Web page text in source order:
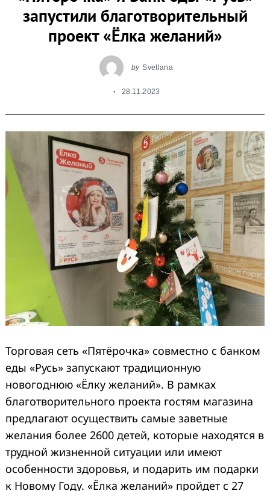
запустили благотворительный
проект «Ёлка желаний»
by Svetlana
28.11.2023
Торговая сеть «Пятёрочка» совместно с банком
еды «Русь» запускают традиционную
новогоднюю «Ёлку желаний». В рамках
благотворительного проекта гостям магазина
предлагают осуществить самые заветные
желания более 2600 детей, которые находятся в
трудной жизненной ситуации или имеют
особенности здоровья, и подарить им подарки
к Новому Году. «Ёлка желаний» пройдет с 27